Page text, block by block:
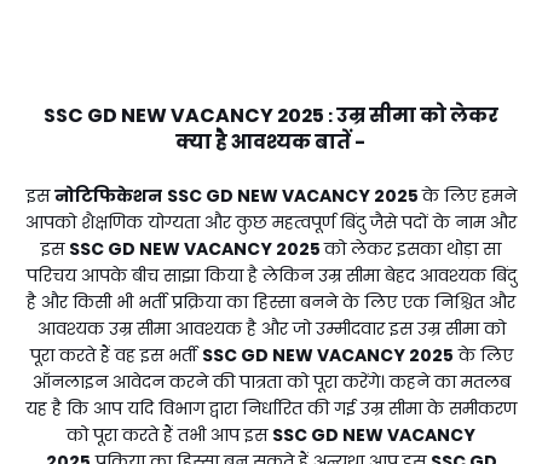
SSC GD NEW VACANCY 2025 :उम्र सीमा को लेकर
क्या है आवश्यक बातें -
इसनोटिफिकेशन SSC GD NEW VACANCY 2025के लिए हमने
आपको शैक्षणिक योग्यता और कुछ महत्वपूर्ण बिंदु जैसे पदों के नाम और
इस SSC GD NEW VACANCY 2025 को लेकर इसका थोड़ा सा
परिचय आपके बीच साझा किया है लेकिन उम्र सीमा बेहद आवश्यक बिंदु
है और किसी भी भर्ती प्रक्रिया का हिस्सा बनने के लिए एक निश्चित और
आवश्यक उम्र सीमा आवश्यक है और जो उम्मीदवार इस उम्र सीमा को
पूरा करते हैं वह इस भर्तीSSC GD NEW VACANCY 2025 के लिए
ऑनलाइन आवेदन करने की पात्रता को पूरा करेंगे। कहने का मतलब
यह है कि आप यदि विभाग द्वारा निर्धारित की गई उम्र सीमा के समीकरण
को पूरा करते हैं तभी आप इस SSC GD NEW VACANCY